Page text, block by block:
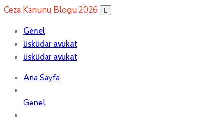
Ceza Kanunu Blogu 2026
Genel
üsküdar avukat
üsküdar avukat
Ana Sayfa
Genel